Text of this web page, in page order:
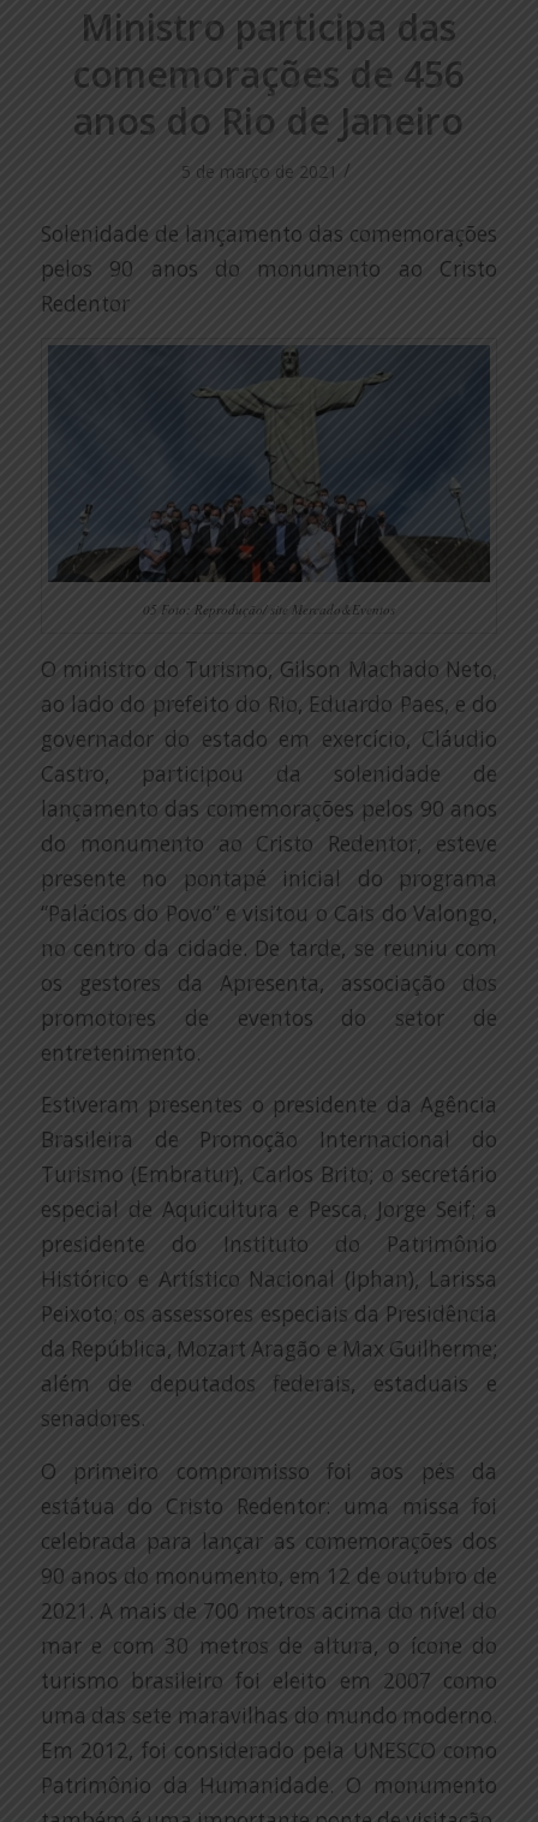
Ministro participa das
comemorações de 456
anos do Rio de Janeiro
5 de março de 2021 /
Solenidade de lançamento das comemorações
pelos 90 anos do monumento ao Cristo
Redentor
05 Foto: Reprodução/ site Mercado&Eventos
O ministro do Turismo, Gilson Machado Neto,
ao lado do prefeito do Rio, Eduardo Paes, e do
governador do estado em exercício, Cláudio
Castro, participou da solenidade de
lançamento das comemorações pelos 90 anos
do monumento ao Cristo Redentor, esteve
presente no pontapé inicial do programa
“Palácios do Povo” e visitou o Cais do Valongo,
no centro da cidade. De tarde, se reuniu com
os gestores da Apresenta, associação dos
promotores de eventos do setor de
entretenimento.
Estiveram presentes o presidente da Agência
Brasileira de Promoção Internacional do
Turismo (Embratur), Carlos Brito; o secretário
especial de Aquicultura e Pesca, Jorge Seif; a
presidente do Instituto do Patrimônio
Histórico e Artístico Nacional (Iphan), Larissa
Peixoto; os assessores especiais da Presidência
da República, Mozart Aragão e Max Guilherme;
além de deputados federais, estaduais e
senadores.
O primeiro compromisso foi aos pés da
estátua do Cristo Redentor: uma missa foi
celebrada para lançar as comemorações dos
90 anos do monumento, em 12 de outubro de
2021. A mais de 700 metros acima do nível do
mar e com 30 metros de altura, o ícone do
turismo brasileiro foi eleito em 2007 como
uma das sete maravilhas do mundo moderno.
Em 2012, foi considerado pela UNESCO como
Patrimônio da Humanidade. O monumento